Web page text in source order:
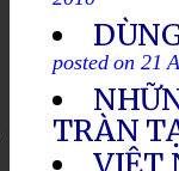
posted on 21
TRÀN